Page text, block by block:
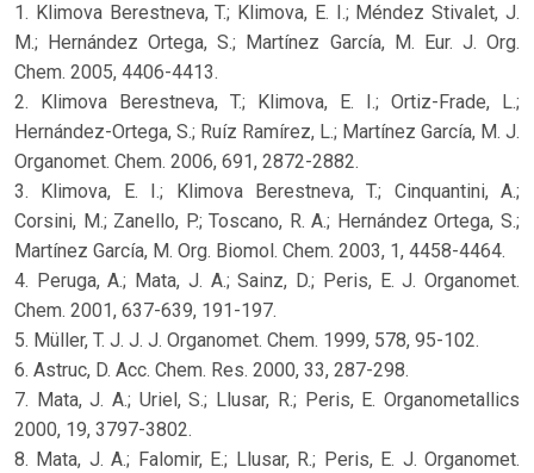
1. Klimova Berestneva, T.; Klimova, E. I.; Méndez Stivalet, J.
M.; Hernández Ortega, S.; Martínez García, M. Eur. J. Org.
Chem. 2005, 4406-4413.
2. Klimova Berestneva, T.; Klimova, E. I.; Ortiz-Frade, L.;
Hernández-Ortega, S.; Ruíz Ramírez, L.; Martínez García, M. J.
Organomet. Chem. 2006, 691, 2872-2882.
3. Klimova, E. I.; Klimova Berestneva, T.; Cinquantini, A.;
Corsini, M.; Zanello, P.; Toscano, R. A.; Hernández Ortega, S.;
Martínez García, M. Org. Biomol. Chem. 2003, 1, 4458-4464.
4. Peruga, A.; Mata, J. A.; Sainz, D.; Peris, E. J. Organomet.
Chem. 2001, 637-639, 191-197.
5. Müller, T. J. J. J. Organomet. Chem. 1999, 578, 95-102.
6. Astruc, D. Acc. Chem. Res. 2000, 33, 287-298.
7. Mata, J. A.; Uriel, S.; Llusar, R.; Peris, E. Organometallics
2000, 19, 3797-3802.
8. Mata, J. A.; Falomir, E.; Llusar, R.; Peris, E. J. Organomet.